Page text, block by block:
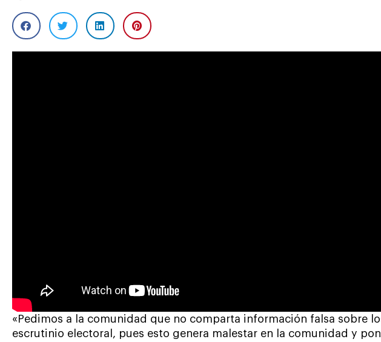
«Pedimos a la comunidad que no comparta información falsa sobre
escrutinio electoral, pues esto genera malestar en la comunidad y